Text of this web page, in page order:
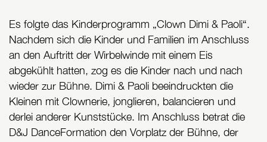
Es folgte das Kinderprogramm „Clown Dimi & Paoli“.
Nachdem sich die Kinder und Familien im Anschluss
an den Auftritt der Wirbelwinde mit einem Eis
abgekühlt hatten, zog es die Kinder nach und nach
wieder zur Bühne. Dimi & Paoli beeindruckten die
Kleinen mit Clownerie, jonglieren, balancieren und
derlei anderer Kunststücke. Im Anschluss betrat die
D&J DanceFormation den Vorplatz der Bühne, der